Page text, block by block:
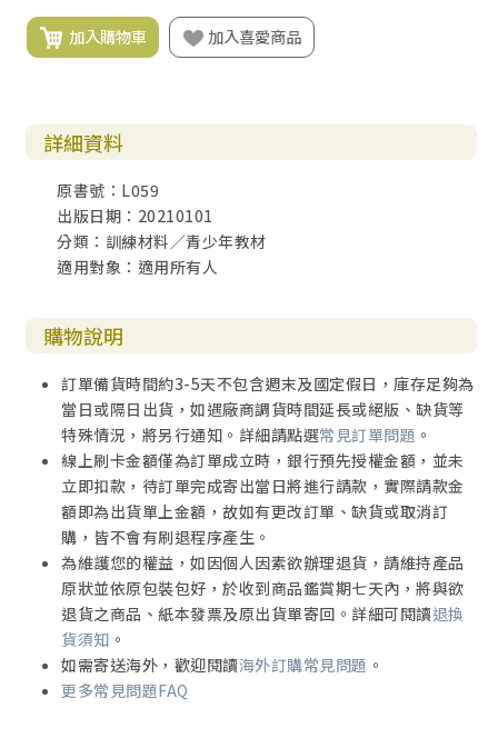
加入購物車 加入喜愛商品
詳細資料
原書號：L059
出版日期：20210101
分類：訓練材料／青少年教材
適用對象：適用所有人
購物說明
訂單備貨時間約3-5天不包含週末及國定假日，庫存足夠為
當日或隔日出貨，如遇廠商調貨時間延長或絕版、缺貨等
特殊情況，將另行通知。詳細請點選常見訂單問題 。
線上刷卡金額僅為訂單成立時，銀行預先授權金額，並未
立即扣款，待訂單完成寄出當日將進行請款，實際請款金
額即為出貨單上金額，故如有更改訂單、缺貨或取消訂
購，皆不會有刷退程序產生。
為維護您的權益，如因個人因素欲辦理退貨，請維持產品
原狀並依原包裝包好，於收到商品鑑賞期七天內，將與欲
退貨之商品、紙本發票及原出貨單寄回。詳細可閱讀退換
貨須知 。
如需寄送海外，歡迎閱讀海外訂購常見問題 。
更多常見問題FAQ